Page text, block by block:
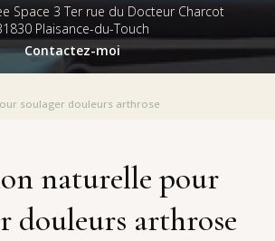
Space 3 Ter rue du Docteur Charcot
Plaisance-du-Touch
Contactez-moi
soulager douleurs arthrose
naturelle pour
douleurs arthrose